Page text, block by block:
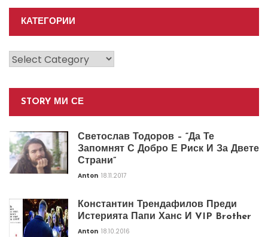
КАТЕГОРИИ
Категории
STORY МИ СЕ
Светослав Тодоров – “Да Те
Запомнят С Добро Е Риск И За Двете
Страни”
Anton 18.11.2017
Константин Трендафилов Преди
Истерията Папи Ханс И VIP Brother
Anton 18.10.2016